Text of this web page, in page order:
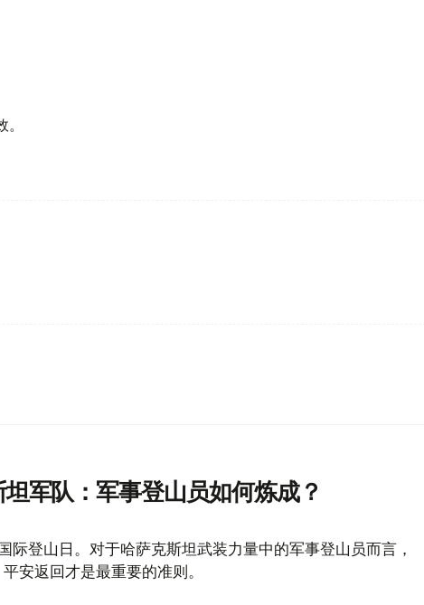
军队：军事登山员如何炼成？
际登山日。对于哈萨克斯坦武装力量中的军事登山员而言，
安返回才是最重要的准则。